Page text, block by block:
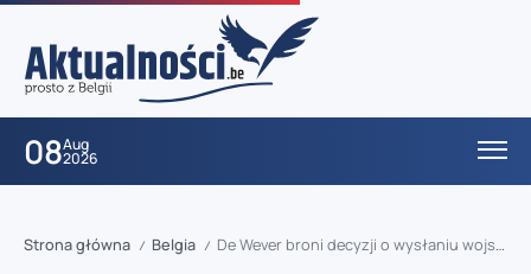
08Aug
2026
Strona główna / Belgia / De Wever broni decyzji o wysłaniu wojska do ochrony obiektów żydowskich